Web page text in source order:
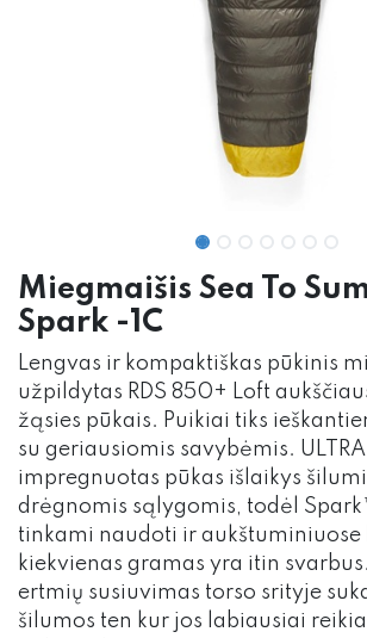
Miegmaišis Sea To
Spark -1C
Lengvas ir kompaktiškas pūkinis
užpildytas RDS 850+ Loft
žąsies pūkais. Puikiai tiks
su geriausiomis savybėmis.
impregnuotas pūkas išlaikys
drėgnomis sąlygomis, todėl
tinkami naudoti ir aukštuminiuose
kiekvienas gramas yra itin
ertmių susiuvimas torso srityje
šilumos ten kur jos labiausiai